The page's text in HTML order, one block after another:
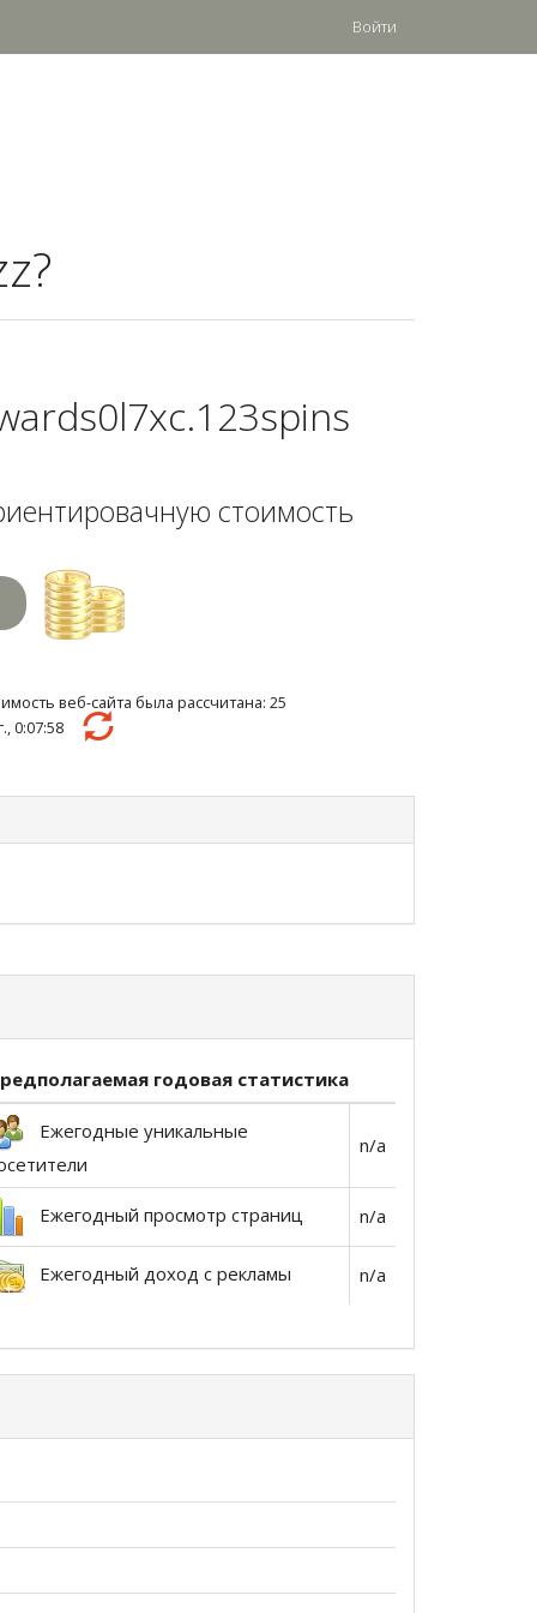
Войти
стоимость
веб-сайта была рассчитана: 25
0:07:58
годовая статистика
Ежегодные уникальные
n/a
Ежегодный просмотр страниц n/a
Ежегодный доход с рекламы n/a